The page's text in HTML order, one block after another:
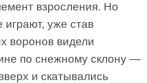
взросления. Но
уже став
воронов видели
по снежному склону —
и скатывались